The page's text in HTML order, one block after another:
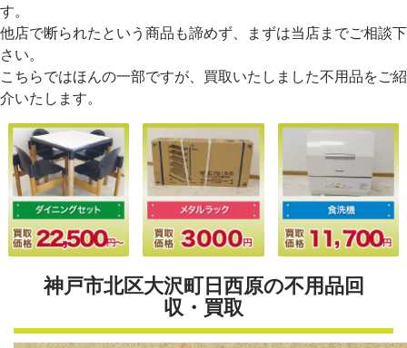
す。
他店で断られたという商品も諦めず、まずは当店までご相談下
さい。
こちらではほんの一部ですが、買取いたしました不用品をご紹
介いたします。
神戸市北区大沢町日西原の不用品回
収・買取